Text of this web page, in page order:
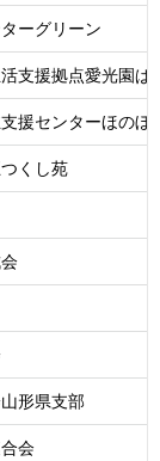
ーグリーン
援拠点愛光園ぱ
援センターほのぼ
くし苑
形県支部
会